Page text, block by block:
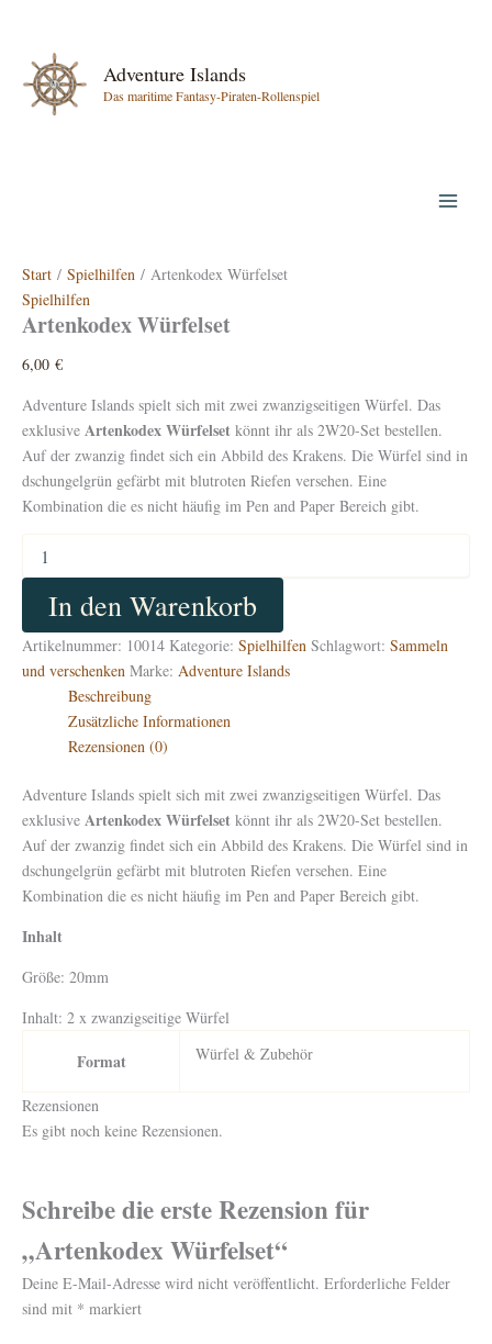
springen
Adventure Islands
Das maritime Fantasy-Piraten-Rollenspiel
Start / Spielhilfen / Artenkodex Würfelset
Spielhilfen
Artenkodex Würfelset
6,00 €
Adventure Islands spielt sich mit zwei zwanzigseitigen Würfel. Das
exklusive Artenkodex Würfelset könnt ihr als 2W20-Set bestellen.
Auf der zwanzig findet sich ein Abbild des Krakens. Die Würfel sind in
dschungelgrün gefärbt mit blutroten Riefen versehen. Eine
Kombination die es nicht häufig im Pen and Paper Bereich gibt.
Würfelset
MengeIn den Warenkorb
Artikelnummer: 10014 Kategorie: Spielhilfen Schlagwort: Sammeln
und verschenken Marke: Adventure Islands
Beschreibung
Zusätzliche Informationen
Rezensionen (0)
Adventure Islands spielt sich mit zwei zwanzigseitigen Würfel. Das
exklusive Artenkodex Würfelset könnt ihr als 2W20-Set bestellen.
Auf der zwanzig findet sich ein Abbild des Krakens. Die Würfel sind in
dschungelgrün gefärbt mit blutroten Riefen versehen. Eine
Kombination die es nicht häufig im Pen and Paper Bereich gibt.
Inhalt
Größe: 20mm
Inhalt: 2 x zwanzigseitige Würfel
Format Würfel & Zubehör
Rezensionen
Es gibt noch keine Rezensionen.
Schreibe die erste Rezension für
„Artenkodex Würfelset“
Deine E-Mail-Adresse wird nicht veröffentlicht. Erforderliche Felder
sind mit * markiert